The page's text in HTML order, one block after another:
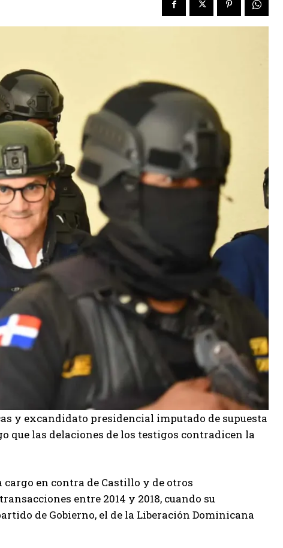
y excandidato presidencial imputado de supuesta
que las delaciones de los testigos contradicen la
cargo en contra de Castillo y de otros
entre 2014 y 2018, cuando su
de Gobierno, el de la Liberación Dominicana